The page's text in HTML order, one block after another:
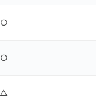
○
○
△